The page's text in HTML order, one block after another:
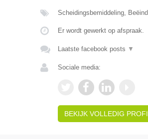
Scheidingsbemiddeling,
Er wordt gewerkt op afspraak.
Laatste facebook posts ▼
Sociale media:
BEKIJK VOLLEDIG